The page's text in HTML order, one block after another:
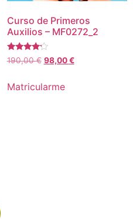
Curso de Primeros
Auxilios – MF0272_2
Valorado
con
190,00€ El
original
98,00€El
Matricularme